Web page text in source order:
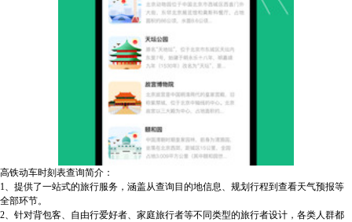
高铁动车时刻表查询简介：
1、提供了一站式的旅行服务，涵盖从查询目的地信息、规划行程到查看天气预报等
全部环节。
2、针对背包客、自由行爱好者、家庭旅行者等不同类型的旅行者设计，各类人群都